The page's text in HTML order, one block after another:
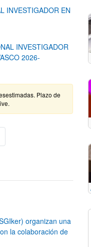
INVESTIGADOR EN
INVESTIGADOR
2026-
Plazo de
Use TAB para
organizan una
la colaboración de